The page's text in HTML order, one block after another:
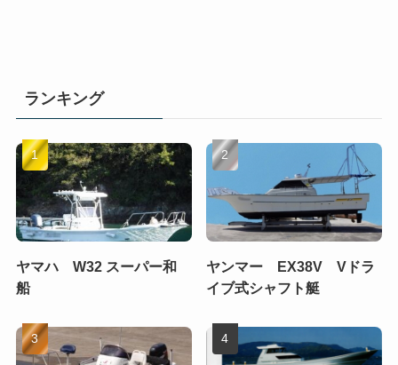
ランキング
ヤマハ W32 スーパー和
船
ヤンマー EX38V Vドラ
イブ式シャフト艇